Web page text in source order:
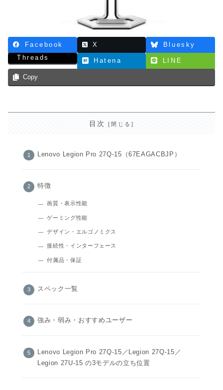
Facebook X
Bluesky
Threads
Hatena LINE
Copy
目次
Lenovo Legion Pro 27Q-15（67EAGACBJP）
特徴
画質・表示性能
ゲーミング性能
デザイン・エルゴノミクス
接続性・インターフェース
付属品・保証
スペック一覧
強み・弱み・おすすめユーザー
Lenovo Legion Pro 27Q-15／Legion 27Q-15／
Legion 27U-15 の3モデルの立ち位置